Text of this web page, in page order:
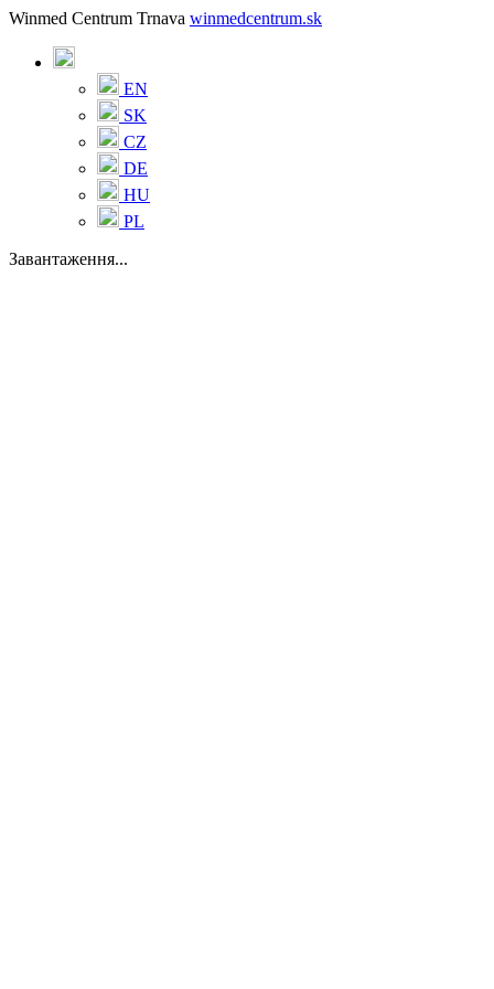
Winmed Centrum Trnava winmedcentrum.sk
EN
SK
CZ
DE
HU
PL
Завантаження...